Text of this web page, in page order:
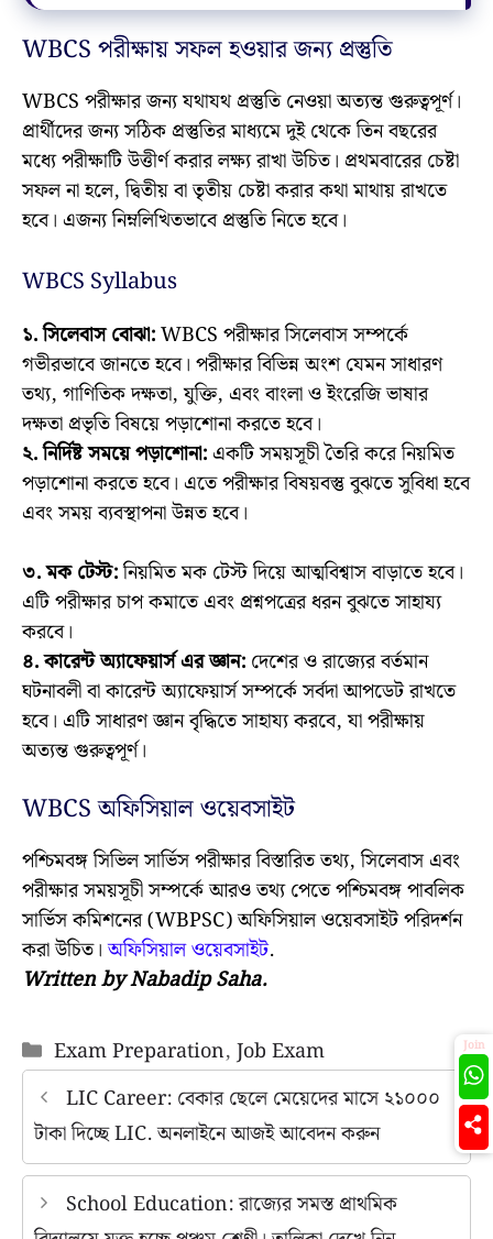
WBCS পরীক্ষায় সফল হওয়ার জন্য প্রস্তুতি
WBCS পরীক্ষার জন্য যথাযথ প্রস্তুতি নেওয়া অত্যন্ত গুরুত্বপূর্ণ।
প্রার্থীদের জন্য সঠিক প্রস্তুতির মাধ্যমে দুই থেকে তিন বছরের
মধ্যে পরীক্ষাটি উত্তীর্ণ করার লক্ষ্য রাখা উচিত। প্রথমবারের চেষ্টা
সফল না হলে, দ্বিতীয় বা তৃতীয় চেষ্টা করার কথা মাথায় রাখতে
হবে। এজন্য নিম্নলিখিতভাবে প্রস্তুতি নিতে হবে।
WBCS Syllabus
১. সিলেবাস বোঝা:WBCS পরীক্ষার সিলেবাস সম্পর্কে
গভীরভাবে জানতে হবে। পরীক্ষার বিভিন্ন অংশ যেমন সাধারণ
তথ্য, গাণিতিক দক্ষতা, যুক্তি, এবং বাংলা ও ইংরেজি ভাষার
দক্ষতা প্রভৃতি বিষয়ে পড়াশোনা করতে হবে।
২. নির্দিষ্ট সময়ে পড়াশোনা: একটি সময়সূচী তৈরি করে নিয়মিত
পড়াশোনা করতে হবে। এতে পরীক্ষার বিষয়বস্তু বুঝতে সুবিধা হবে
এবং সময় ব্যবস্থাপনা উন্নত হবে।
৩. মক টেস্ট:নিয়মিত মক টেস্ট দিয়ে আত্মবিশ্বাস বাড়াতে হবে।
এটি পরীক্ষার চাপ কমাতে এবং প্রশ্নপত্রের ধরন বুঝতে সাহায্য
করবে।
৪. কারেন্ট অ্যাফেয়ার্স এর জ্ঞান: দেশের ও রাজ্যের বর্তমান
ঘটনাবলী বা কারেন্ট অ্যাফেয়ার্স সম্পর্কে সর্বদা আপডেট রাখতে
হবে। এটি সাধারণ জ্ঞান বৃদ্ধিতে সাহায্য করবে, যা পরীক্ষায়
অত্যন্ত গুরুত্বপূর্ণ।
WBCS অফিসিয়াল ওয়েবসাইট
পশ্চিমবঙ্গ সিভিল সার্ভিস পরীক্ষার বিস্তারিত তথ্য, সিলেবাস এবং
পরীক্ষার সময়সূচী সম্পর্কে আরও তথ্য পেতে পশ্চিমবঙ্গ পাবলিক
সার্ভিস কমিশনের (WBPSC) অফিসিয়াল ওয়েবসাইট পরিদর্শন
করা উচিত।অফিসিয়াল ওয়েবসাইট.
Written by Nabadip Saha.
Categories
Exam Preparation, Job Exam
LIC Career: বেকার ছেলে মেয়েদের মাসে ২১০০০
টাকা দিচ্ছে LIC. অনলাইনে আজই আবেদন করুন
School Education: রাজ্যের সমস্ত প্রাথমিক
Join